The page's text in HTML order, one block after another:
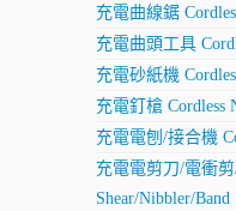
充電曲線鋸
充電曲頭工具
充電砂紙機
充電釘槍 Cordless
充電電刨/接合機
充電電剪刀/電衝
Shear/Nibbler/